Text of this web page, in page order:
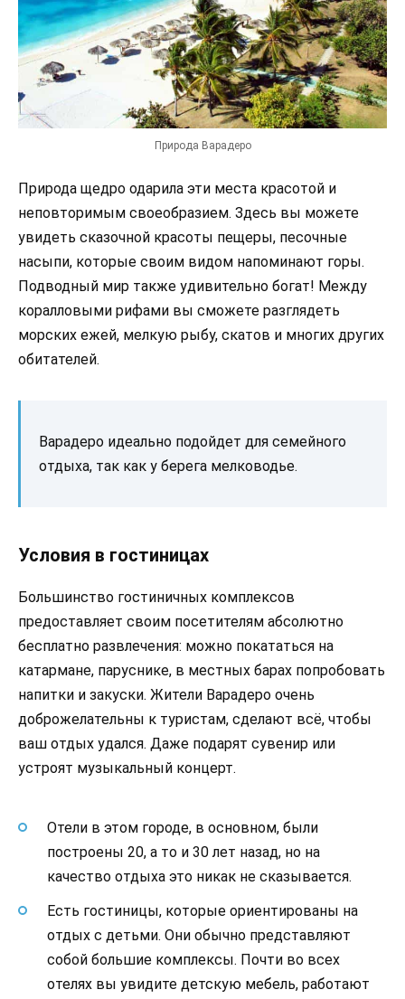
Природа Варадеро
Природа щедро одарила эти места красотой и
неповторимым своеобразием. Здесь вы можете
увидеть сказочной красоты пещеры, песочные
насыпи, которые своим видом напоминают горы.
Подводный мир также удивительно богат! Между
коралловыми рифами вы сможете разглядеть
морских ежей, мелкую рыбу, скатов и многих других
обитателей.
Варадеро идеально подойдет для семейного
отдыха, так как у берега мелководье.
Условия в гостиницах
Большинство гостиничных комплексов
предоставляет своим посетителям абсолютно
бесплатно развлечения: можно покататься на
катармане, паруснике, в местных барах попробовать
напитки и закуски. Жители Варадеро очень
доброжелательны к туристам, сделают всё, чтобы
ваш отдых удался. Даже подарят сувенир или
устроят музыкальный концерт.
Отели в этом городе, в основном, были
построены 20, а то и 30 лет назад, но на
качество отдыха это никак не сказывается.
Есть гостиницы, которые ориентированы на
отдых с детьми. Они обычно представляют
собой большие комплексы. Почти во всех
отелях вы увидите детскую мебель, работают